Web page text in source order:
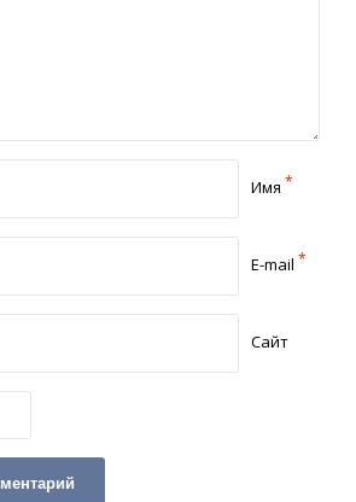
Имя *
E-mail *
Сайт